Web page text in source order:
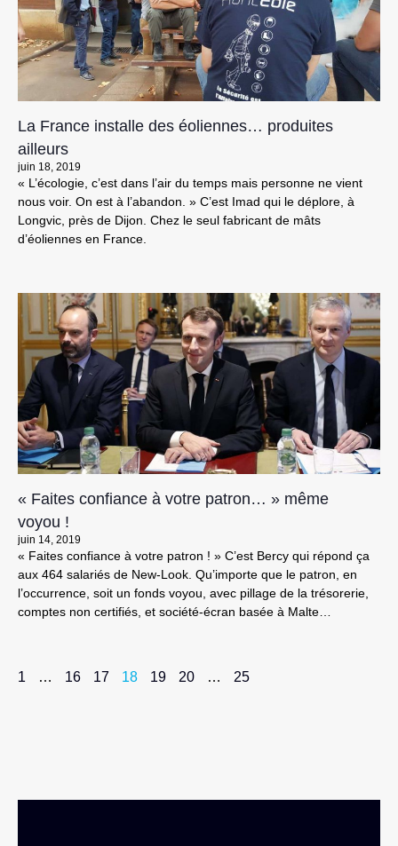
La France installe des éoliennes… produites
ailleurs
juin 18, 2019
« L’écologie, c’est dans l’air du temps mais personne ne vient
nous voir. On est à l’abandon. » C’est Imad qui le déplore, à
Longvic, près de Dijon. Chez le seul fabricant de mâts
d’éoliennes en France.
« Faites confiance à votre patron… » même
voyou !
juin 14, 2019
« Faites confiance à votre patron ! » C’est Bercy qui répond ça
aux 464 salariés de New-Look. Qu’importe que le patron, en
l’occurrence, soit un fonds voyou, avec pillage de la trésorerie,
comptes non certifiés, et société-écran basée à Malte…
1 … 16 17 18 19 20 … 25